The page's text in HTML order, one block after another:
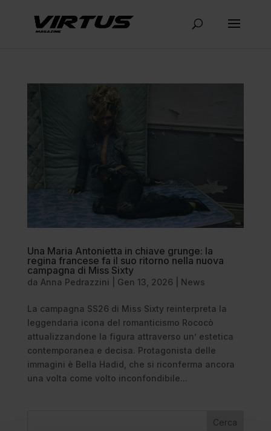
Una Maria Antonietta in chiave grunge: la
regina francese fa il suo ritorno nella nuova
campagna di Miss Sixty
da Anna Pedrazzini Gen 13, 2026 News
La campagna SS26 di Miss Sixty reinterpreta la
leggendaria icona del romanticismo Rococò
attualizzandone la figura attraverso un’ estetica
contemporanea e decisa. Protagonista delle
immagini è Bella Hadid, che si riconferma ancora
una volta come volto inconfondibile...
Cerca